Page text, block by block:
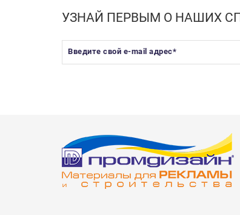
УЗНАЙ ПЕРВЫМ О НАШИХ
Введите свой e-mail адрес*